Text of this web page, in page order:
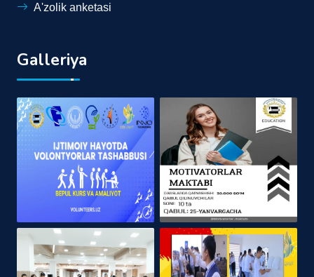
A'zolik anketasi
Galleriya